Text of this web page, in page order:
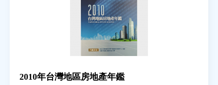
2010年台灣地區房地產年鑑